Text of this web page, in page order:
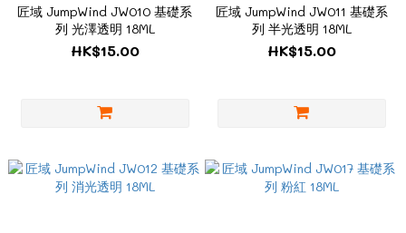
匠域 JumpWind JW010 基礎系
列 光澤透明 18ML
HK$15.00
匠域 JumpWind JW011 基礎系
列 半光透明 18ML
HK$15.00